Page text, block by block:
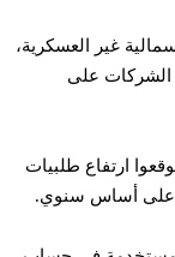
غير العسكرية،
على
ارتفاع طلبيات